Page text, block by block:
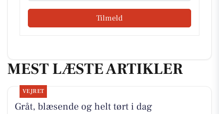
Tilmeld
MEST LÆSTE ARTIKLER
VEJRET
Gråt, blæsende og helt tørt i dag